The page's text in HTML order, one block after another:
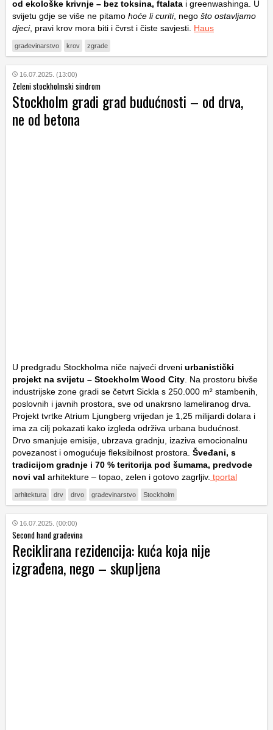
od ekološke krivnje – bez toksina, ftalata i greenwashinga. U
svijetu gdje se više ne pitamo hoće li curiti, nego što ostavljamo
djeci, pravi krov mora biti i čvrst i čiste savjesti. Haus
građevinarstvo krov zgrade
16.07.2025. (13:00)
Zeleni stockholmski sindrom
Stockholm gradi grad budućnosti – od drva,
ne od betona
U predgrađu Stockholma niče najveći drveni urbanistički
projekt na svijetu – Stockholm Wood City . Na prostoru bivše
industrijske zone gradi se četvrt Sickla s 250.000 m² stambenih,
poslovnih i javnih prostora, sve od unakrsno lameliranog drva.
Projekt tvrtke Atrium Ljungberg vrijedan je 1,25 milijardi dolara i
ima za cilj pokazati kako izgleda održiva urbana budućnost.
Drvo smanjuje emisije, ubrzava gradnju, izaziva emocionalnu
povezanost i omogućuje fleksibilnost prostora. Šveđani, s
tradicijom gradnje i 70 % teritorija pod šumama, predvode
novi val arhitekture – topao, zelen i gotovo zagrljiv. tportal
arhitektura drv drvo građevinarstvo Stockholm
16.07.2025. (00:00)
Second hand građevina
Reciklirana rezidencija: kuća koja nije
izgrađena, nego – skupljena